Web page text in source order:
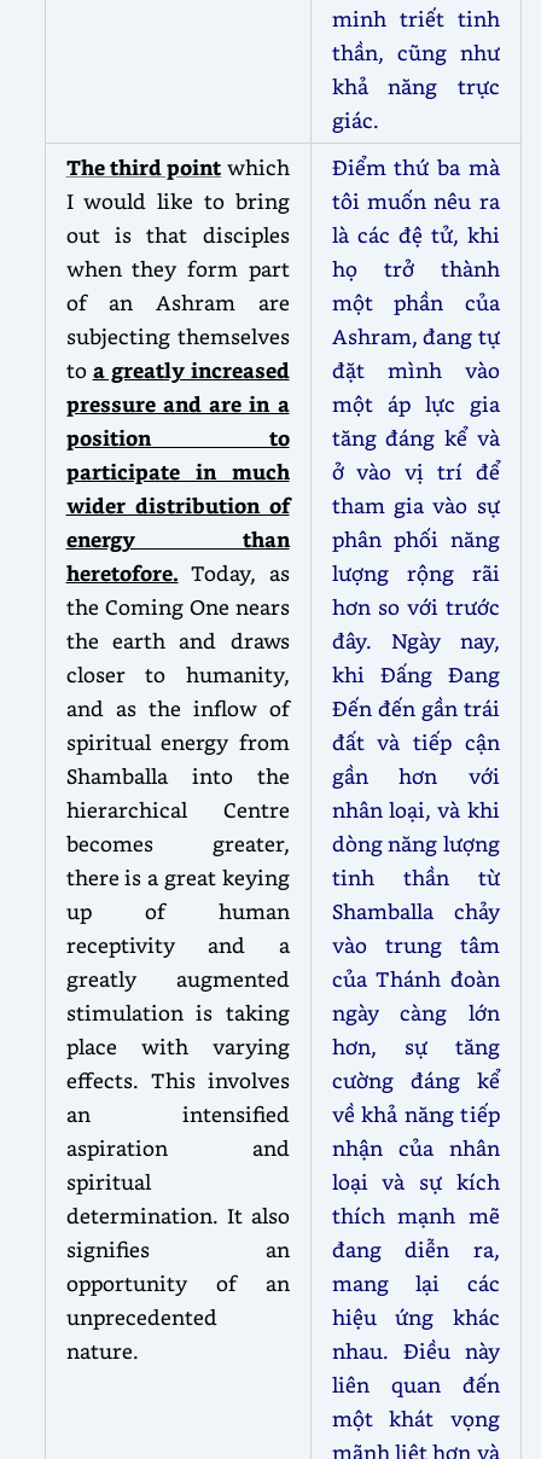
minh triết tinh
thần, cũng như
khả năng trực
giác.
The third point which
I would like to bring
out is that disciples
when they form part
of an Ashram are
subjecting themselves
to a greatly increased
pressure and are in a
position to
participate in much
wider distribution of
energy than
heretofore. Today, as
the Coming One nears
the earth and draws
closer to humanity,
and as the inflow of
spiritual energy from
Shamballa into the
hierarchical Centre
becomes greater,
there is a great keying
up of human
receptivity and a
greatly augmented
stimulation is taking
place with varying
effects. This involves
an intensified
aspiration and
spiritual
determination. It also
signifies an
opportunity of an
unprecedented
nature.
Điểm thứ ba mà
tôi muốn nêu ra
là các đệ tử, khi
họ trở thành
một phần của
Ashram, đang tự
đặt mình vào
một áp lực gia
tăng đáng kể và
ở vào vị trí để
tham gia vào sự
phân phối năng
lượng rộng rãi
hơn so với trước
đây. Ngày nay,
khi Đấng Đang
Đến đến gần trái
đất và tiếp cận
gần hơn với
nhân loại, và khi
dòng năng lượng
tinh thần từ
Shamballa chảy
vào trung tâm
của Thánh đoàn
ngày càng lớn
hơn, sự tăng
cường đáng kể
về khả năng tiếp
nhận của nhân
loại và sự kích
thích mạnh mẽ
đang diễn ra,
mang lại các
hiệu ứng khác
nhau. Điều này
liên quan đến
một khát vọng
mãnh liệt hơn và